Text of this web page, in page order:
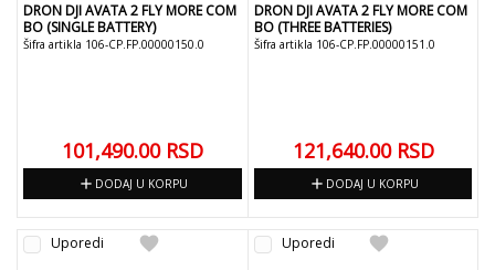
DRON DJI AVATA 2 FLY MORE COM
BO (SINGLE BATTERY)
Šifra artikla 106-CP.FP.00000150.0
101,490.00 RSD
add DODAJ U KORPU
DRON DJI AVATA 2 FLY MORE COM
BO (THREE BATTERIES)
Šifra artikla 106-CP.FP.00000151.0
121,640.00 RSD
add DODAJ U KORPU
favorite
Uporedi favorite
Uporedi